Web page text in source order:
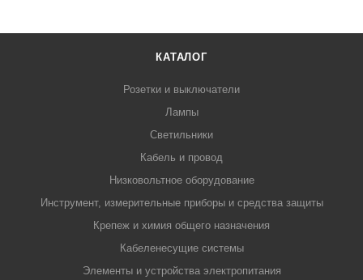
КАТАЛОГ
Розетки и выключатели
Лампы
Светильники
Кабель и провод
Низковольтное оборудование
Инструмент, измерительные приборы и средства защиты
Крепеж и химия общего назначения
Кабеленесущие системы
Элементы и устройства электропитания